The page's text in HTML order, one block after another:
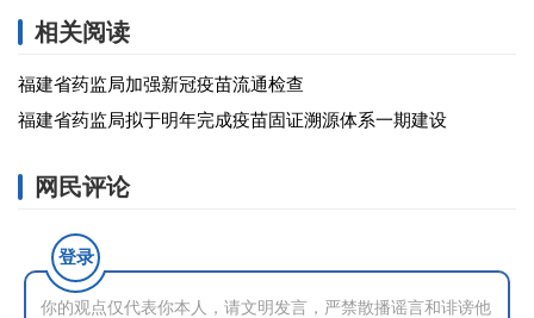
相关阅读
福建省药监局加强新冠疫苗流通检查
福建省药监局拟于明年完成疫苗固证溯源体系一期建设
网民评论
登录